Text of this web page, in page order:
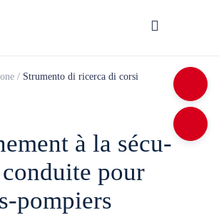
/ Strumento di ricerca di corsi
à la sécu­
pour
pompiers